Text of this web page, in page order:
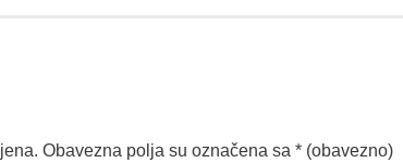
Obavezna polja su označena sa * (obavezno)